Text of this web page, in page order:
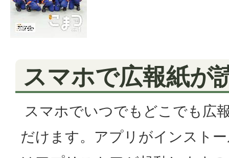
スマホで広報紙が
スマホでいつでもどこでも広
だけます。アプリがインスト